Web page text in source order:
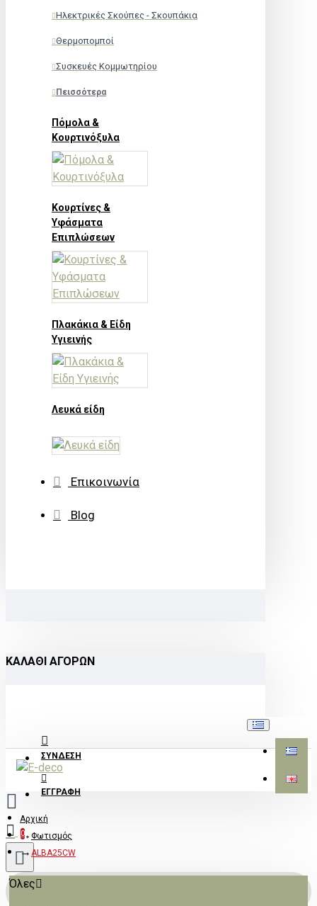
Ηλεκτρικές Σκούπες - Σκουπάκια
Θερμοπομποί
Συσκευές Κομμωτηρίου
Πεισσότερα
Πόμολα &
Κουρτινόξυλα
Κουρτίνες &
Υφάσματα
Επιπλώσεων
Πλακάκια & Είδη
Υγιεινής
Λευκά είδη
Επικοινωνία
Blog
ΚΑΛΆΘΙ ΑΓΟΡΏΝ
ΣΎΝΔΕΣΗ
ΕΓΓΡΑΦΉ
0
Όλες
Αρχική
Φωτισμός
ALBA25CW